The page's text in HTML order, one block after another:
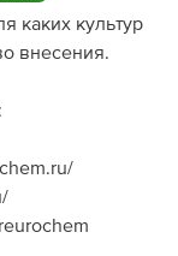
каких культур
внесения.